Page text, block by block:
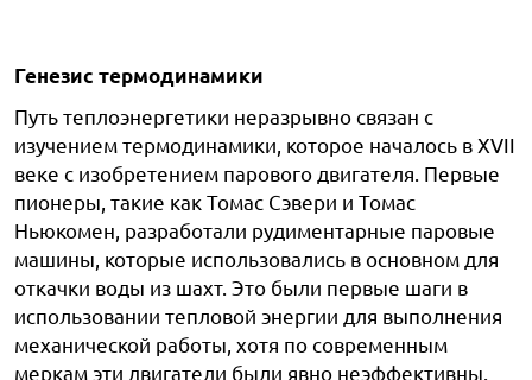
Генезис термодинамики
Путь теплоэнергетики неразрывно связан с
изучением термодинамики, которое началось в XVII
веке с изобретением парового двигателя. Первые
пионеры, такие как Томас Сэвери и Томас
Ньюкомен, разработали рудиментарные паровые
машины, которые использовались в основном для
откачки воды из шахт. Это были первые шаги в
использовании тепловой энергии для выполнения
механической работы, хотя по современным
меркам эти двигатели были явно неэффективны.